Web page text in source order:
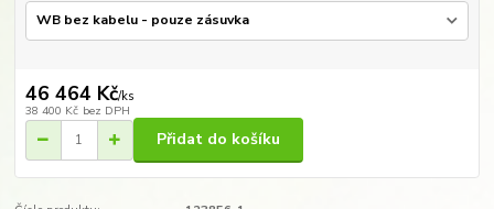
46 464 Kč/ks
38 400 Kč bez DPH
Přidat do košíku